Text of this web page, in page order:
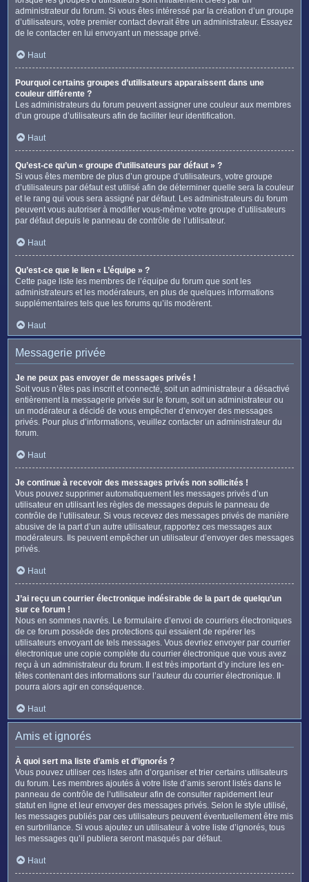
administrateur du forum. Si vous êtes intéressé par la création d’un groupe
d’utilisateurs, votre premier contact devrait être un administrateur. Essayez
de le contacter en lui envoyant un message privé.
Haut
Pourquoi certains groupes d’utilisateurs apparaissent dans une
couleur différente ?
Les administrateurs du forum peuvent assigner une couleur aux membres
d’un groupe d’utilisateurs afin de faciliter leur identification.
Haut
Qu’est-ce qu’un « groupe d’utilisateurs par défaut » ?
Si vous êtes membre de plus d’un groupe d’utilisateurs, votre groupe
d’utilisateurs par défaut est utilisé afin de déterminer quelle sera la couleur
et le rang qui vous sera assigné par défaut. Les administrateurs du forum
peuvent vous autoriser à modifier vous-même votre groupe d’utilisateurs
par défaut depuis le panneau de contrôle de l’utilisateur.
Haut
Qu’est-ce que le lien « L’équipe » ?
Cette page liste les membres de l’équipe du forum que sont les
administrateurs et les modérateurs, en plus de quelques informations
supplémentaires tels que les forums qu’ils modèrent.
Haut
Messagerie privée
Je ne peux pas envoyer de messages privés !
Soit vous n’êtes pas inscrit et connecté, soit un administrateur a désactivé
entièrement la messagerie privée sur le forum, soit un administrateur ou
un modérateur a décidé de vous empêcher d’envoyer des messages
privés. Pour plus d’informations, veuillez contacter un administrateur du
forum.
Haut
Je continue à recevoir des messages privés non sollicités !
Vous pouvez supprimer automatiquement les messages privés d’un
utilisateur en utilisant les règles de messages depuis le panneau de
contrôle de l’utilisateur. Si vous recevez des messages privés de manière
abusive de la part d’un autre utilisateur, rapportez ces messages aux
modérateurs. Ils peuvent empêcher un utilisateur d’envoyer des messages
privés.
Haut
J’ai reçu un courrier électronique indésirable de la part de quelqu’un
sur ce forum !
Nous en sommes navrés. Le formulaire d’envoi de courriers électroniques
de ce forum possède des protections qui essaient de repérer les
utilisateurs envoyant de tels messages. Vous devriez envoyer par courrier
électronique une copie complète du courrier électronique que vous avez
reçu à un administrateur du forum. Il est très important d’y inclure les en-
têtes contenant des informations sur l’auteur du courrier électronique. Il
pourra alors agir en conséquence.
Haut
Amis et ignorés
À quoi sert ma liste d’amis et d’ignorés ?
Vous pouvez utiliser ces listes afin d’organiser et trier certains utilisateurs
du forum. Les membres ajoutés à votre liste d’amis seront listés dans le
panneau de contrôle de l’utilisateur afin de consulter rapidement leur
statut en ligne et leur envoyer des messages privés. Selon le style utilisé,
les messages publiés par ces utilisateurs peuvent éventuellement être mis
en surbrillance. Si vous ajoutez un utilisateur à votre liste d’ignorés, tous
les messages qu’il publiera seront masqués par défaut.
Haut